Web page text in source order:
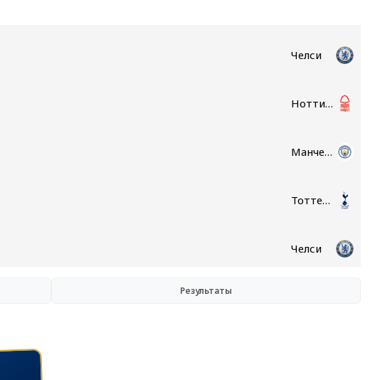
Челси
Ноттингем Форест
Манчестер Сити
Тоттенхэм
Челси
Результаты